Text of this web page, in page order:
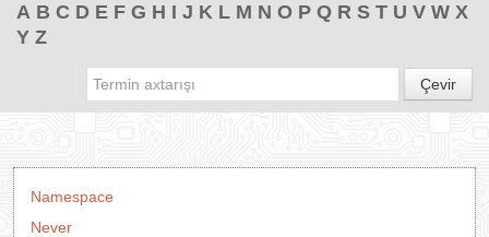
TƏDBİRLƏR
PROQRAMLAR
A B C D E F G H I J K L M N O P Q R S T U V W X
Y Z
Çevir
Namespace
Never